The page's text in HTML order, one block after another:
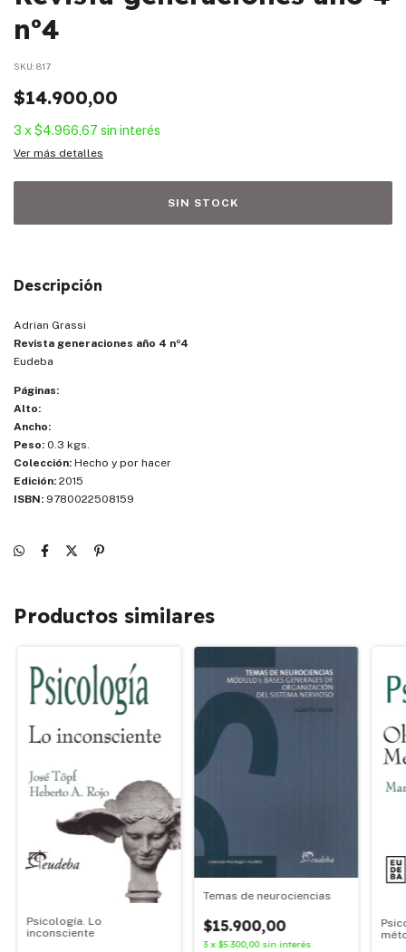
nº4
SKU: 817
$14.900,00
3 x $4.966,67 sin interés
Ver más detalles
Descripción
Adrian Grassi
Revista generaciones año 4 nº4
Eudeba
Páginas:
Alto:
Ancho:
Peso: 0.3 kgs.
Colección: Hecho y por hacer
Edición: 2015
ISBN: 9780022508159
Productos similares
Psicología. Lo
inconsciente
Temas de neurociencias
$15.900,00
3 x$5.300,00 sin interés